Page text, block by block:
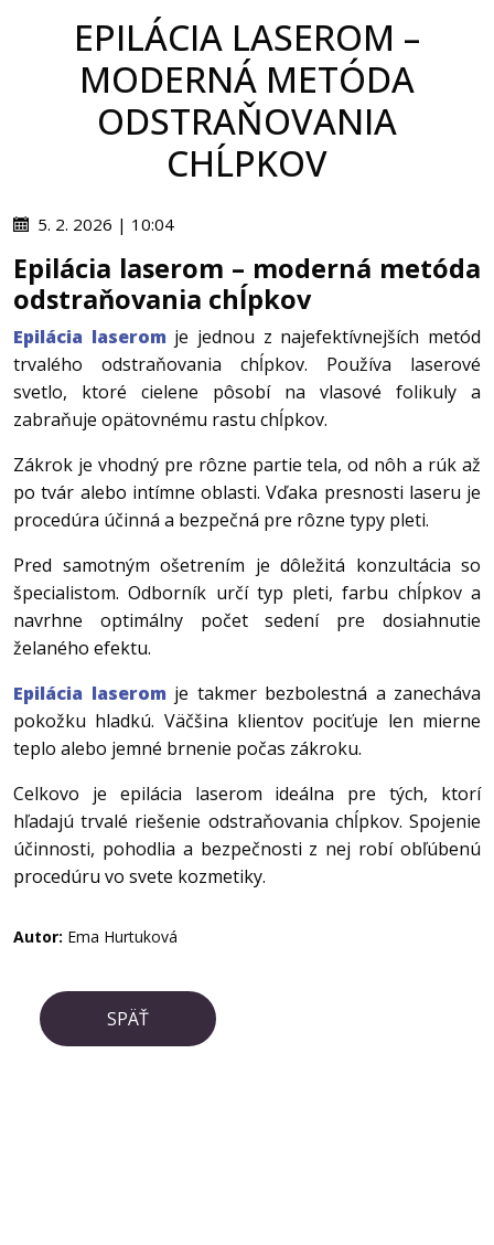
EPILÁCIA LASEROM –
MODERNÁ METÓDA
ODSTRAŇOVANIA
CHĹPKOV
5. 2. 2026 | 10:04
Epilácia laserom – moderná metóda
odstraňovania chĺpkov
Epilácia laserom je jednou z najefektívnejších metód
trvalého odstraňovania chĺpkov. Používa laserové
svetlo, ktoré cielene pôsobí na vlasové folikuly a
zabraňuje opätovnému rastu chĺpkov.
Zákrok je vhodný pre rôzne partie tela, od nôh a rúk až
po tvár alebo intímne oblasti. Vďaka presnosti laseru je
procedúra účinná a bezpečná pre rôzne typy pleti.
Pred samotným ošetrením je dôležitá konzultácia so
špecialistom. Odborník určí typ pleti, farbu chĺpkov a
navrhne optimálny počet sedení pre dosiahnutie
želaného efektu.
Epilácia laserom je takmer bezbolestná a zanecháva
pokožku hladkú. Väčšina klientov pociťuje len mierne
teplo alebo jemné brnenie počas zákroku.
Celkovo je epilácia laserom ideálna pre tých, ktorí
hľadajú trvalé riešenie odstraňovania chĺpkov. Spojenie
účinnosti, pohodlia a bezpečnosti z nej robí obľúbenú
procedúru vo svete kozmetiky.
Autor: Ema Hurtuková
SPÄŤ